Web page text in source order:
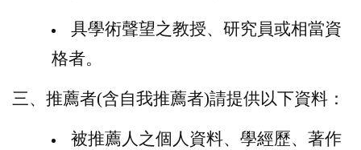
具學術聲望之教授、研究員或相當資
格者。
三、推薦者(含自我推薦者)請提供以下資料：
被推薦人之個人資料、學經歷、著作